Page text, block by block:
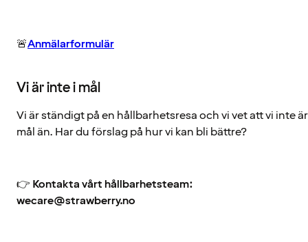
🚨Anmälarformulär
Vi är inte i mål
Vi är ständigt på en hållbarhetsresa och vi vet att vi inte
mål än. Har du förslag på hur vi kan bli bättre?
👉 Kontakta vårt hållbarhetsteam:
wecare@strawberry.no